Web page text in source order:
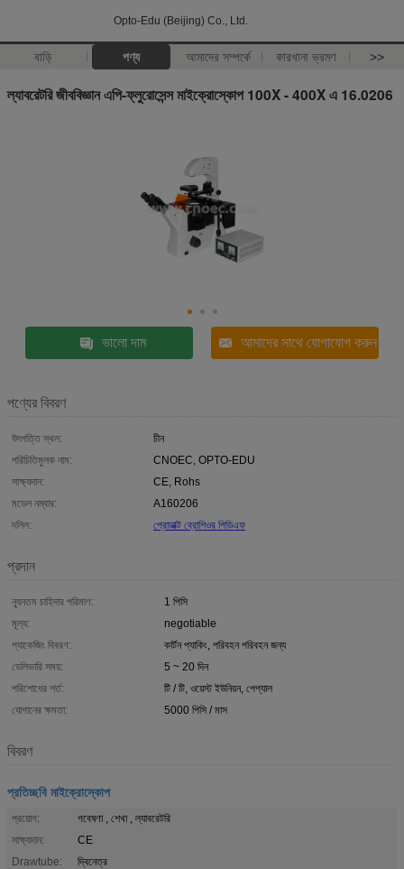
Opto-Edu (Beijing) Co., Ltd.
বাড়ি পণ্য আমাদের সম্পর্কে কারখানা ভ্রমণ >>
ল্যাবরেটরি জীববিজ্ঞান এপি-ফ্লুরোসেন্স মাইক্রোস্কোপ 100X - 400X এ 16.0206
ভালো দাম আমাদের সাথে যোগাযোগ করুন
পণ্যের বিবরণ
উৎপত্তি স্থল:
চীন
পরিচিতিমুলক নাম:
CNOEC, OPTO-EDU
সাক্ষ্যদান:
CE, Rohs
মডেল নম্বার:
A160206
দলিল:
প্রোডাক্ট ব্রোশিওর পিডিএফ
প্রদান
ন্যূনতম চাহিদার পরিমাণ:
1 পিসি
মূল্য:
negotiable
প্যাকেজিং বিবরণ:
কার্টন প্যাকিং, পরিবহন পরিবহন জন্য
ডেলিভারি সময়:
5 ~ 20 দিন
পরিশোধের শর্ত:
টি / টি, ওয়েস্ট ইউনিয়ন, পেপ্যাল
যোগানের ক্ষমতা:
5000 পিসি / মাস
বিবরণ
প্রতিচ্ছবি মাইক্রোস্কোপ
প্রয়োগ:
গবেষণা , শেখা , ল্যাবরেটরি
সাক্ষ্যদান:
CE
Drawtube:
দ্বিনেত্র